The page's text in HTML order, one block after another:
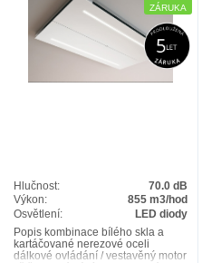
ZÁRUKA
Hlučnost:
70.0 dB
Výkon:
855 m3/hod
Osvětlení:
LED diody
Popis kombinace bílého skla a
kartáčované nerezové oceli
dálkové ovládání / vestavěný motor